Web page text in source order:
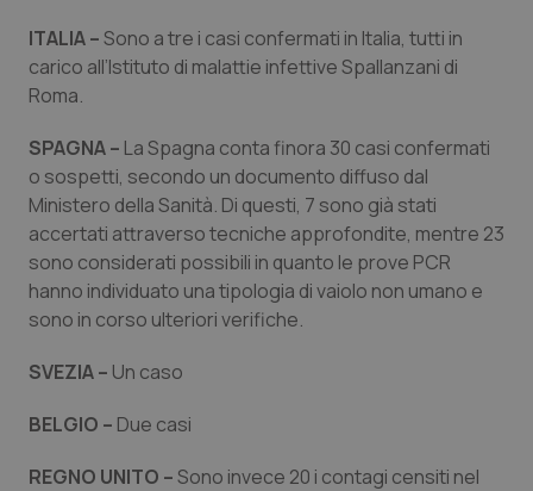
Puglia
Sardegna
Sicilia
Toscana
Umbria
Veneto
Malattie rare
Malattia di Crohn & Rettocolite Ulcerosa
Neuroscienze & patologie neurodegenerative
Obesità
Oftalmologia
Oncoematologia
Oncologia & Nutrizione
ITALIA –Sono a tre i casi confermati in Italia, tutti in
carico all’Istituto di malattie infettive Spallanzani di
Roma.
SPAGNA – La Spagna conta finora 30 casi confermati
o sospetti, secondo un documento diffuso dal
Ministero della Sanità. Di questi, 7 sono già stati
accertati attraverso tecniche approfondite, mentre 23
sono considerati possibili in quanto le prove PCR
hanno individuato una tipologia divaiolo non umano e
sono in corso ulteriori verifiche.
SVEZIA – Un caso
BELGIO – Due casi
REGNO UNITO –Sono invece 20 i contagi censiti nel